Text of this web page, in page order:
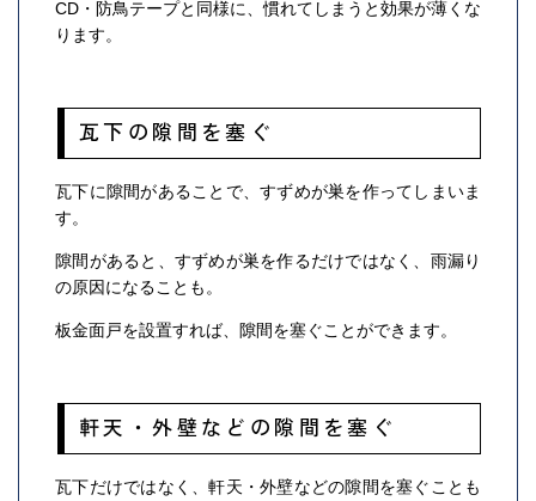
CD・防鳥テープと同様に、慣れてしまうと効果が薄くな
ります。
瓦下の隙間を塞ぐ
瓦下に隙間があることで、すずめが巣を作ってしまいま
す。
隙間があると、すずめが巣を作るだけではなく、雨漏り
の原因になることも。
板金面戸を設置すれば、隙間を塞ぐことができます。
軒天・外壁などの隙間を塞ぐ
瓦下だけではなく、軒天・外壁などの隙間を塞ぐことも